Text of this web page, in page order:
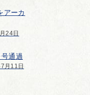
アーカ
24日
通過
月11日